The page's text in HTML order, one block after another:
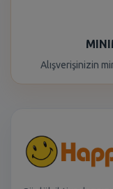
Alışverişinizin